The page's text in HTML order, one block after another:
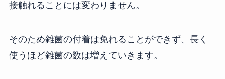
接触れることには変わりません。
そのため雑菌の付着は免れることができず、長く
使うほど雑菌の数は増えていきます。